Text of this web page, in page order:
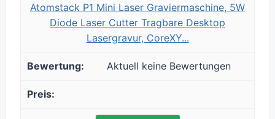
Atomstack P1 Mini Laser Graviermaschine, 5W
Diode Laser Cutter Tragbare Desktop
Lasergravur, CoreXY...
Aktuell keine Bewertungen